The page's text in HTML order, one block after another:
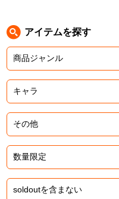
パックマン
ナムコクラシック
ガンダムシリーズ
ドラゴンボール
ラブライブ！
アイテムを探す